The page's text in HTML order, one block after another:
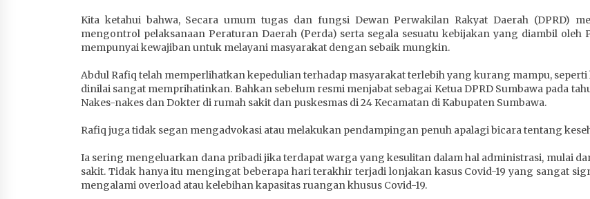
Kita ketahui bahwa, Secara umum tugas dan fungsi Dewan Perwakilan Rakyat Daerah (DPRD)
mengontrol pelaksanaan Peraturan Daerah (Perda) serta segala sesuatu kebijakan yang diambil oleh
mempunyai kewajiban untuk melayani masyarakat dengan sebaik mungkin.
Abdul Rafiq telah memperlihatkan kepedulian terhadap masyarakat terlebih yang kurang mampu,
dinilai sangat memprihatinkan. Bahkan sebelum resmi menjabat sebagai Ketua DPRD Sumbawa pada
Nakes-nakes dan Dokter di rumah sakit dan puskesmas di 24 Kecamatan di Kabupaten Sumbawa.
Rafiq juga tidak segan mengadvokasi atau melakukan pendampingan penuh apalagi bicara tentang
Ia sering mengeluarkan dana pribadi jika terdapat warga yang kesulitan dalam hal administrasi, mulai
sakit. Tidak hanya itu mengingat beberapa hari terakhir terjadi lonjakan kasus Covid-19 yang sangat
mengalami overload atau kelebihan kapasitas ruangan khusus Covid-19.